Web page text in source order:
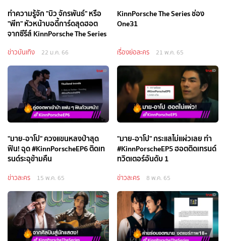
ทำความรู้จัก "บิว จักรพันธ์" หรือ
"พีท" หัวหน้าบอดี้การ์ดสุดฮอต
จากซีรีส์ KinnPorsche The Series
ข่าวบันเทิง 22 ม.ค. 66
KinnPorsche The Series ช่อง
One31
เรื่องย่อละคร 21 พ.ค. 65
"มาย-อาโป" ควงแขนหลงป่าสุด
ฟิน! ฉุด #KinnPorscheEP6 ติดเท
รนด์ระอุข้ามคืน
ข่าวละคร 15 พ.ค. 65
"มาย-อาโป" กระแสไม่แผ่วเลย ทำ
#KinnPorscheEP5 ฮอตติดเทรนด์
ทวิตเตอร์อันดับ 1
ข่าวละคร 8 พ.ค. 65